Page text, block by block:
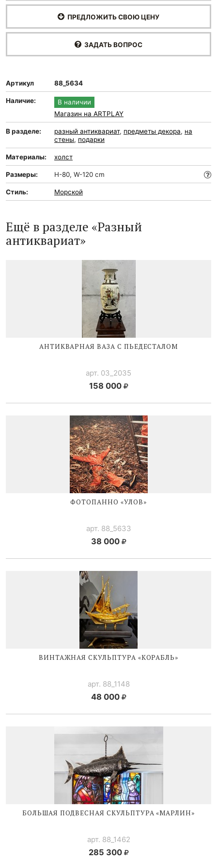
ПРЕДЛОЖИТЬ СВОЮ ЦЕНУ
ЗАДАТЬ ВОПРОС
Артикул 88_5634
Наличие:
В наличии
Магазин на ARTPLAY
В разделе: разный антиквариат, предметы декора, на
стены, подарки
Материалы: холст
Размеры: H-80, W-120 cm
Стиль: Морской
Ещё в разделе «Разный
антиквариат»
АНТИКВАРНАЯ ВАЗА С ПЬЕДЕСТАЛОМ
арт. 03_2035
158 000
ФОТОПАННО «УЛОВ»
арт. 88_5633
38 000
ВИНТАЖНАЯ СКУЛЬПТУРА «КОРАБЛЬ»
арт. 88_1148
48 000
БОЛЬШАЯ ПОДВЕСНАЯ СКУЛЬПТУРА «МАРЛИН»
арт. 88_1462
285 300